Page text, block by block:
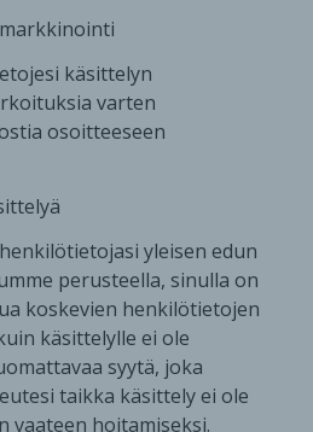
käsittelyn
varten
osoitteeseen
yleisen edun
perusteella, sinulla on
koskevien henkilötietojen
käsittelylle ei ole
syytä, joka
taikka käsittely ei ole
vaateen hoitamiseksi.